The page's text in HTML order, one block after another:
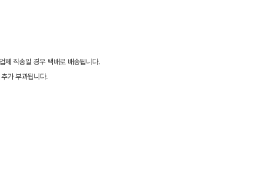
체 직송일 경우 택배로 배송됩니다.
가 부과됩니다.